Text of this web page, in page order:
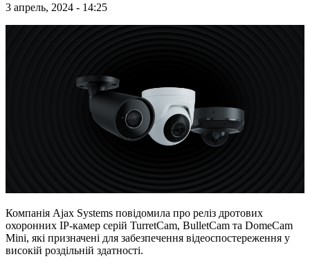
3 апрель, 2024 - 14:25
Компанія Ajax Systems повідомила про реліз дротових
охоронних IP-камер серій TurretCam, BulletCam та DomeCam
Mini, які призначені для забезпечення відеоспостереження у
високій роздільній здатності.